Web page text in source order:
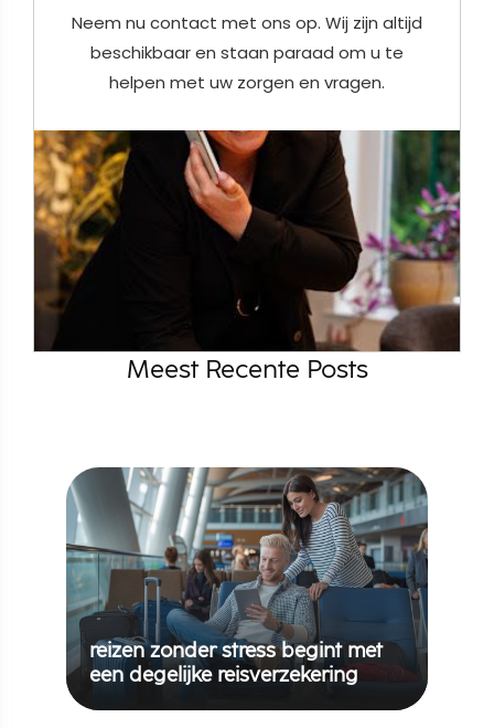
Neem nu contact met ons op. Wij zijn altijd
beschikbaar en staan paraad om u te
helpen met uw zorgen en vragen.
Meest Recente Posts
reizen zonder stress begint met
een degelijke reisverzekering